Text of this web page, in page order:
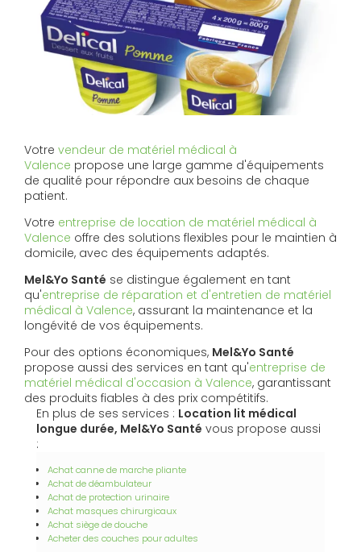
Votre vendeur de matériel médical à
Valence propose une large gamme d'équipements
de qualité pour répondre aux besoins de chaque
patient.
Votre entreprise de location de matériel médical à
Valence offre des solutions flexibles pour le maintien à
domicile, avec des équipements adaptés.
Mel&Yo Santé se distingue également en tant
qu'entreprise de réparation et d'entretien de matériel
médical à Valence, assurant la maintenance et la
longévité de vos équipements.
Pour des options économiques, Mel&Yo Santé
propose aussi des services en tant qu'entreprise de
matériel médical d'occasion à Valence, garantissant
des produits fiables à des prix compétitifs.
En plus de ses services : Location lit médical
longue durée, Mel&Yo Santé vous propose aussi
:
Achat canne de marche pliante
Achat de déambulateur
Achat de protection urinaire
Achat masques chirurgicaux
Achat siège de douche
Acheter des couches pour adultes